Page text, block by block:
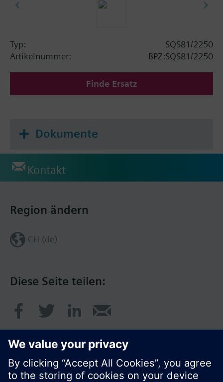
Typ:
SQS81/2250
Artikelnummer:
BPZ:SQS81/2250
Finde Ersatz
Dokumente
Kontakt
Diese Seite teilen:
Region ändern
CH (de)